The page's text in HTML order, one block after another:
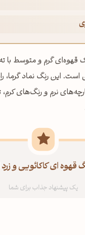
هگزادسیمال 854836، یک قهوه‌ای
است. این رنگ نماد
نرم و رنگ‌های
قهوه ای کاکائویی و